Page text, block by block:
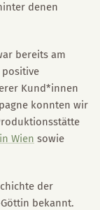
denen
bereits am
Kund*innen
konnten wir
Wien sowie
der
bekannt.